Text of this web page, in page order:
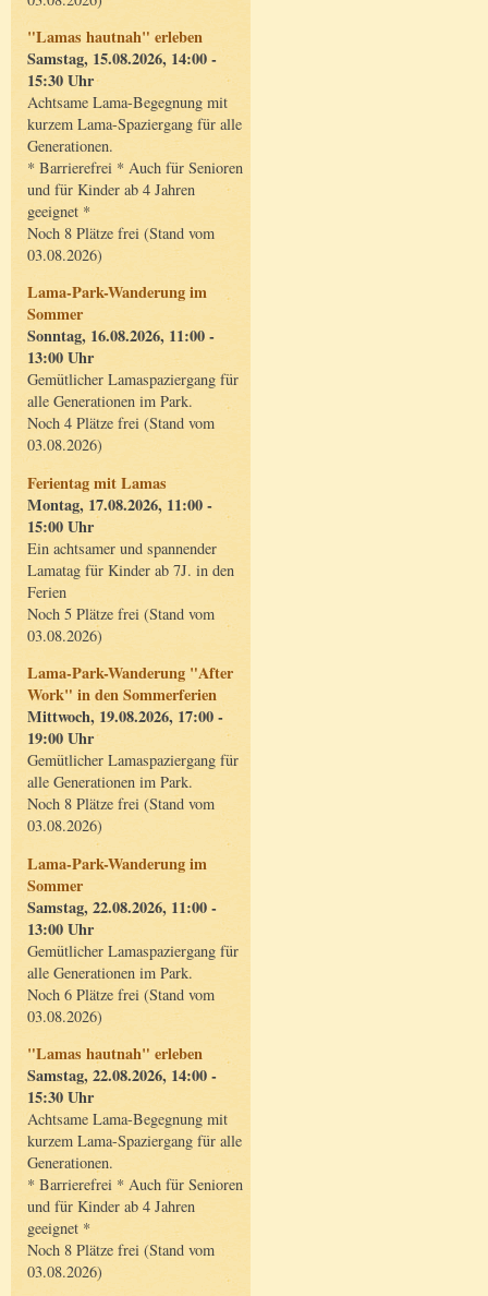
"Lamas hautnah" erleben
Samstag, 15.08.2026, 14:00 -
15:30 Uhr
Achtsame Lama-Begegnung mit
kurzem Lama-Spaziergang für alle
Generationen.
* Barrierefrei * Auch für Senioren
und für Kinder ab 4 Jahren
geeignet *
Noch 8 Plätze frei (Stand vom
03.08.2026)
Lama-Park-Wanderung im
Sommer
Sonntag, 16.08.2026, 11:00 -
13:00 Uhr
Gemütlicher Lamaspaziergang für
alle Generationen im Park.
Noch 4 Plätze frei (Stand vom
03.08.2026)
Ferientag mit Lamas
Montag, 17.08.2026, 11:00 -
15:00 Uhr
Ein achtsamer und spannender
Lamatag für Kinder ab 7J. in den
Ferien
Noch 5 Plätze frei (Stand vom
03.08.2026)
Lama-Park-Wanderung "After
Work" in den Sommerferien
Mittwoch, 19.08.2026, 17:00 -
19:00 Uhr
Gemütlicher Lamaspaziergang für
alle Generationen im Park.
Noch 8 Plätze frei (Stand vom
03.08.2026)
Lama-Park-Wanderung im
Sommer
Samstag, 22.08.2026, 11:00 -
13:00 Uhr
Gemütlicher Lamaspaziergang für
alle Generationen im Park.
Noch 6 Plätze frei (Stand vom
03.08.2026)
"Lamas hautnah" erleben
Samstag, 22.08.2026, 14:00 -
15:30 Uhr
Achtsame Lama-Begegnung mit
kurzem Lama-Spaziergang für alle
Generationen.
* Barrierefrei * Auch für Senioren
und für Kinder ab 4 Jahren
geeignet *
Noch 8 Plätze frei (Stand vom
03.08.2026)